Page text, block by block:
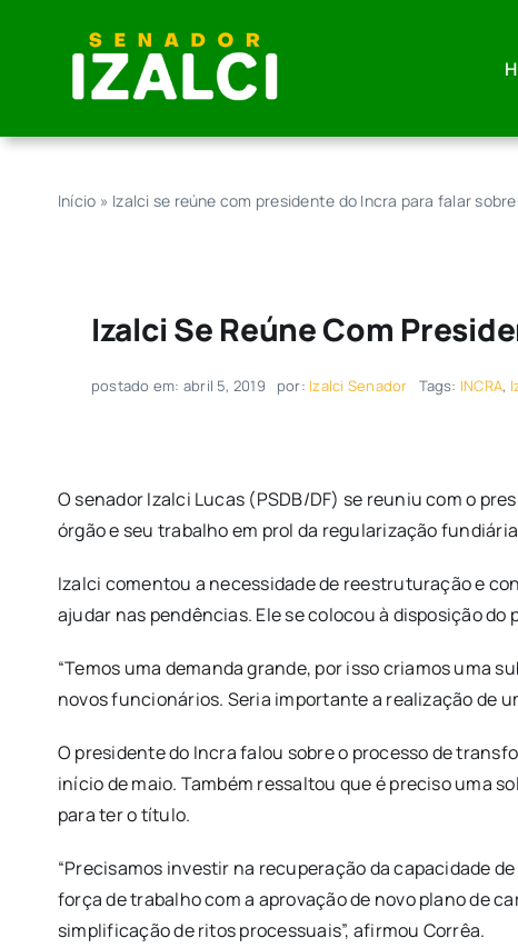
Início » Izalci se reúne com presidente do Incra para falar
Izalci Se Reúne Com
postado em: abril 5, 2019 por: Izalci Senador Tags: INCRA,
O senador Izalci Lucas (PSDB/DF) se reuniu com o
órgão e seu trabalho em prol da regularização
Izalci comentou a necessidade de reestruturação e
ajudar nas pendências. Ele se colocou à disposição
“Temos uma demanda grande, por isso criamos uma
novos funcionários. Seria importante a realização de
O presidente do Incra falou sobre o processo de
início de maio. Também ressaltou que é preciso uma
para ter o título.
“Precisamos investir na recuperação da capacidade
força de trabalho com a aprovação de novo plano de
simplificação de ritos processuais”, afirmou Corrêa.